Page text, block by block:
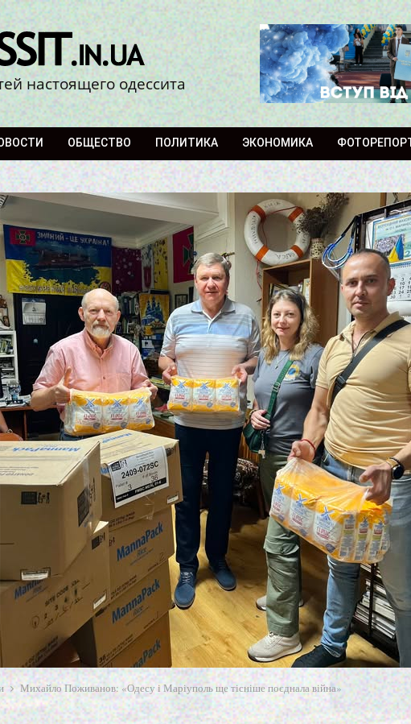
настоящего одессита
ОБЩЕСТВО ПОЛИТИКА ЭКОНОМИКА
Михайло Поживанов: «Одесу і Маріуполь ще тісніше поєднала війна»